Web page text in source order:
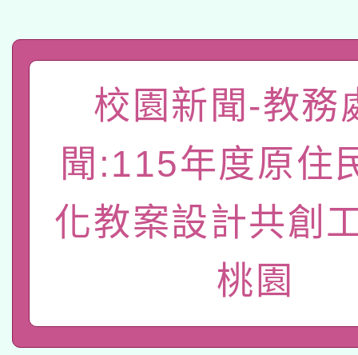
轉知教育部國民及學前
國立臺灣師範大學辦
業成長研習」實施計畫
函轉國家教育研究院
原住民族教育政策研討
族教育國際趨勢與發展
轉知教育部國民及學前
新北市政府教育局辦理
師專業成長研習實施計
方素養工作坊新北場」
函轉國立臺灣師範大學
族語言臺北學習中心
「族語學習班」招生簡
轉知有關國立成功大學
件」活動簡章
教育部國民及學前教育
年度COVID-19疫苗接
接種對象擴大為「滿6
轉知經濟部水利署委託
業技術研究院辦理「
115年8月22日(星期六
校園新聞-教務
聞:115年度原住
化教案設計共創
桃園